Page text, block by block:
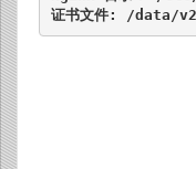
证书文件: /data/